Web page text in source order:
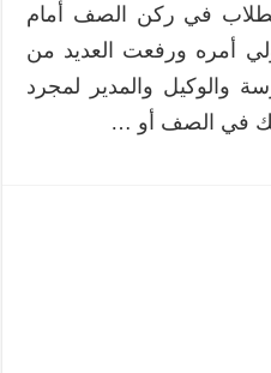
في ركن الصف أمام
أمره ورفعت العديد من
والوكيل والمدير لمجرد
في الصف أو …